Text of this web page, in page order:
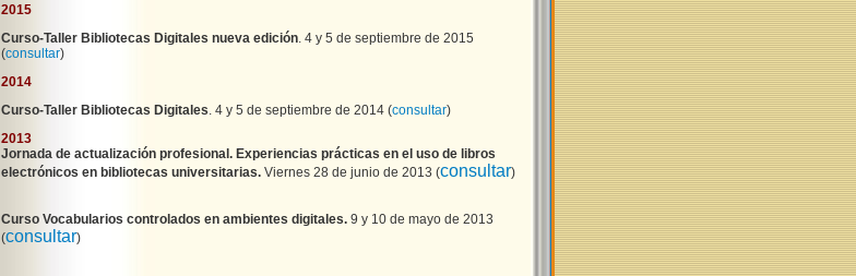
2015
Curso-Taller Bibliotecas Digitales nueva edición. 4 y 5 de septiembre de 2015
(consultar)
2014
Curso-Taller Bibliotecas Digitales. 4 y 5 de septiembre de 2014 (consultar)
2013
Jornada de actualización profesional. Experiencias prácticas en el uso de libros
electrónicos en bibliotecas universitarias. Viernes 28 de junio de 2013 (consultar)
Curso Vocabularios controlados en ambientes digitales.9 y 10 de mayo de 2013
(consultar)